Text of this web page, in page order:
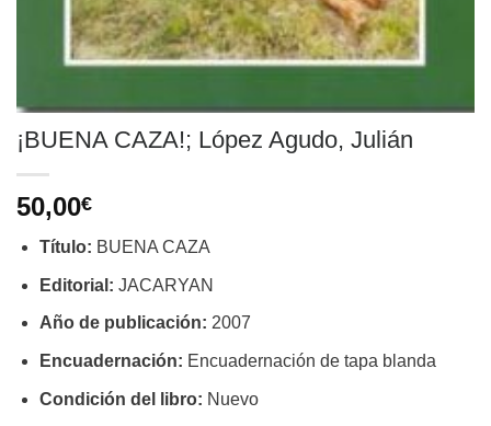
¡BUENA CAZA!; López Agudo, Julián
50,00€
Título: BUENA CAZA
Editorial: JACARYAN
Año de publicación: 2007
Encuadernación: Encuadernación de tapa blanda
Condición del libro: Nuevo